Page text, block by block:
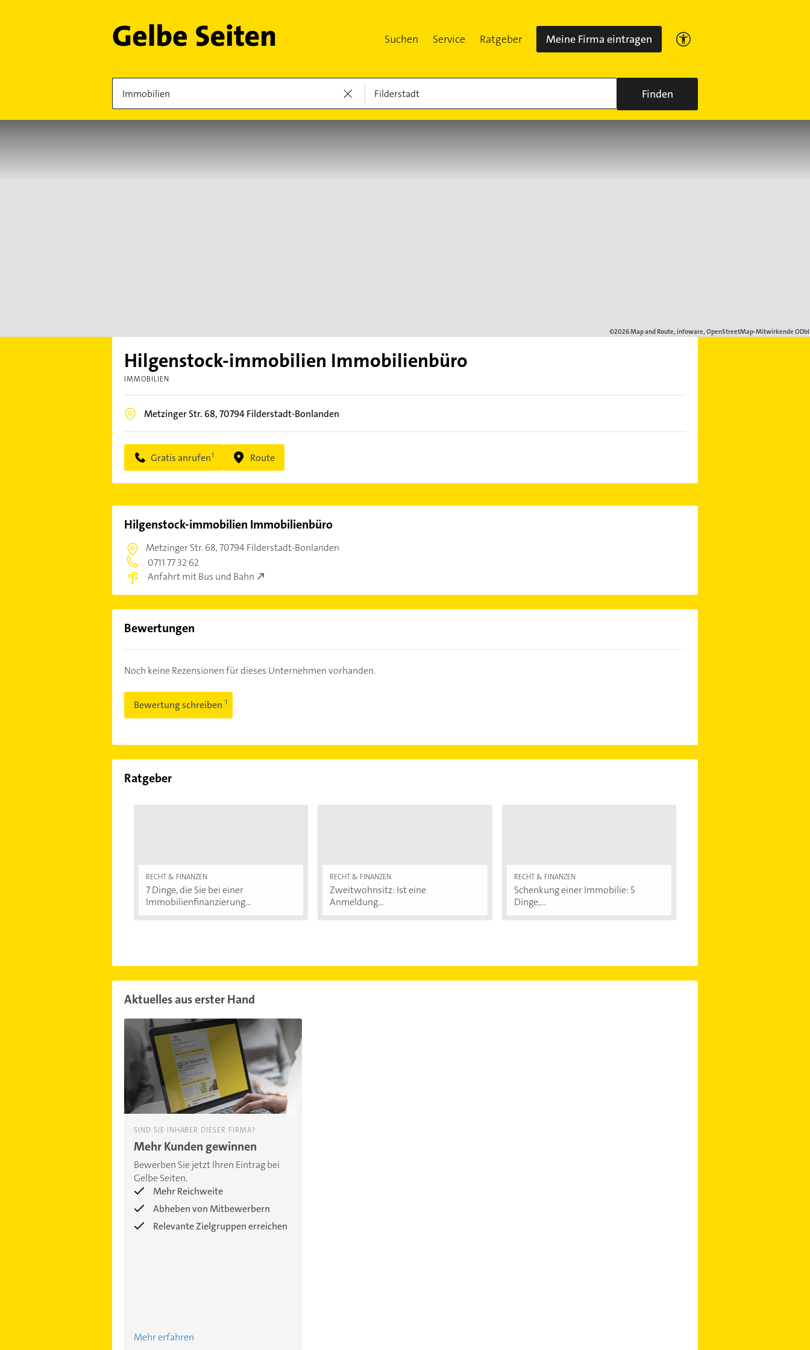
Suchen Service Ratgeber Meine Firma eintragen
Finden
Hilgenstock-immobilien Immobilienbüro
IMMOBILIEN
Metzinger Str. 68,70794Filderstadt-Bonlanden
Gratis anrufen Route
Hilgenstock-immobilien Immobilienbüro
Metzinger Str. 68,70794 Filderstadt-Bonlanden
0711 77 32 62
Anfahrt mit Bus und Bahn
Bewertungen
Noch keine Rezensionen für dieses Unternehmen vorhanden.
Bewertung schreiben
Ratgeber
RECHT & FINANZEN
7 Dinge, die Sie bei einer
Immobilienfinanzierung...
RECHT & FINANZEN
Zweitwohnsitz: Ist eine
Anmeldung...
RECHT & FINANZEN
Schenkung einer Immobilie: 5
Dinge,...
Aktuelles aus erster Hand
SIND SIE INHABER DIESER FIRMA?
Mehr Kunden gewinnen
Bewerben Sie jetzt Ihren Eintrag bei
Gelbe Seiten.
Mehr Reichweite
Abheben von Mitbewerbern
Relevante Zielgruppen erreichen
Mehr erfahren